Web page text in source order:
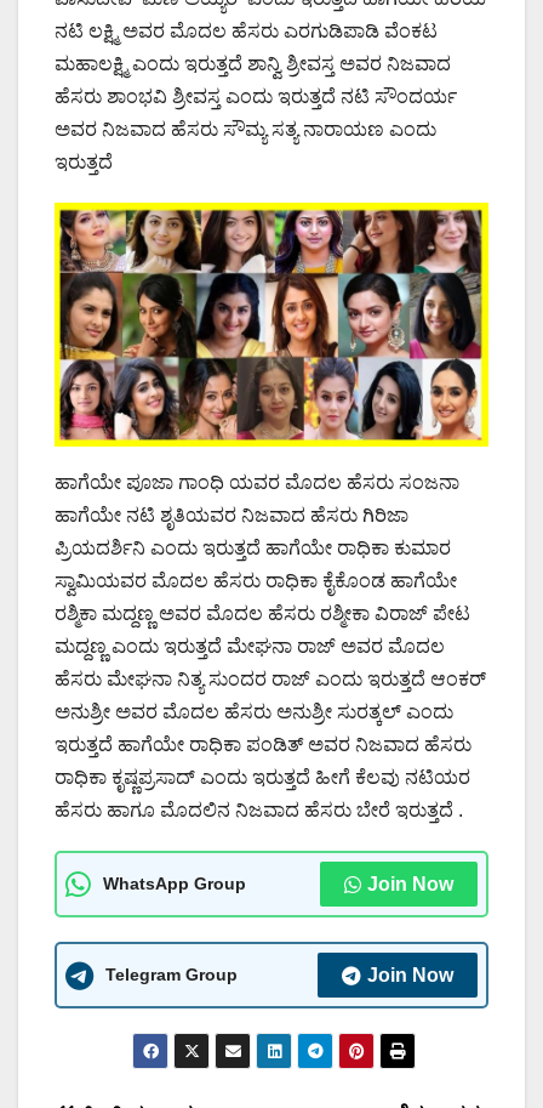
ನಟಿ ಲಕ್ಷ್ಮಿ ಅವರ ಮೊದಲ ಹೆಸರು ಎರಗುಡಿಪಾಡಿ ವೆಂಕಟ
ಮಹಾಲಕ್ಷ್ಮಿ ಎಂದು ಇರುತ್ತದೆ ಶಾನ್ವಿ ಶ್ರೀವಸ್ತ ಅವರ ನಿಜವಾದ
ಹೆಸರು ಶಾಂಭವಿ ಶ್ರೀವಸ್ತ ಎಂದು ಇರುತ್ತದೆ ನಟಿ ಸೌಂದರ್ಯ
ಅವರ ನಿಜವಾದ ಹೆಸರು ಸೌಮ್ಯ ಸತ್ಯ ನಾರಾಯಣ ಎಂದು
ಇರುತ್ತದೆ
ಹಾಗೆಯೇ ಪೂಜಾ ಗಾಂಧಿ ಯವರ ಮೊದಲ ಹೆಸರು ಸಂಜನಾ
ಹಾಗೆಯೇ ನಟಿ ಶೃತಿಯವರ ನಿಜವಾದ ಹೆಸರು ಗಿರಿಜಾ
ಪ್ರಿಯದರ್ಶಿನಿ ಎಂದು ಇರುತ್ತದೆ ಹಾಗೆಯೇ ರಾಧಿಕಾ ಕುಮಾರ
ಸ್ವಾಮಿಯವರ ಮೊದಲ ಹೆಸರು ರಾಧಿಕಾ ಕೈಕೊಂಡ ಹಾಗೆಯೇ
ರಶ್ಮಿಕಾ ಮದ್ದಣ್ಣ ಅವರ ಮೊದಲ ಹೆಸರು ರಶ್ಮೀಕಾ ವಿರಾಜ್ ಪೇಟ
ಮದ್ದಣ್ಣ ಎಂದು ಇರುತ್ತದೆ ಮೇಘನಾ ರಾಜ್ ಅವರ ಮೊದಲ
ಹೆಸರು ಮೇಘನಾ ನಿತ್ಯ ಸುಂದರ ರಾಜ್ ಎಂದು ಇರುತ್ತದೆ ಆಂಕರ್
ಅನುಶ್ರೀ ಅವರ ಮೊದಲ ಹೆಸರು ಅನುಶ್ರೀ ಸುರತ್ಕಲ್ ಎಂದು
ಇರುತ್ತದೆ ಹಾಗೆಯೇ ರಾಧಿಕಾ ಪಂಡಿತ್ ಅವರ ನಿಜವಾದ ಹೆಸರು
ರಾಧಿಕಾ ಕೃಷ್ಣಪ್ರಸಾದ್ ಎಂದು ಇರುತ್ತದೆ ಹೀಗೆ ಕೆಲವು ನಟಿಯರ
ಹೆಸರು ಹಾಗೂ ಮೊದಲಿನ ನಿಜವಾದ ಹೆಸರು ಬೇರೆ ಇರುತ್ತದೆ .
WhatsApp Group Join Now
Telegram Group Join Now